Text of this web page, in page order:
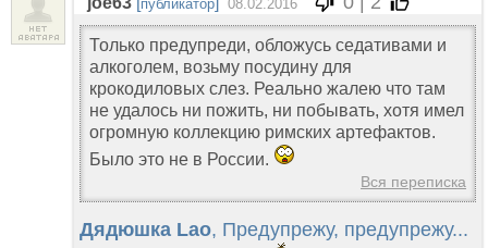
публикатор 08.02.2016
Только предупреди, обложусь седативами и
алкоголем, возьму посудину для
крокодиловых слез. Реально жалею что там
не удалось ни пожить, ни побывать, хотя имел
огромную коллекцию римских артефактов.
Было это не в России.
Вся переписка
Дядюшка Lao, Предупрежу, предупрежу...